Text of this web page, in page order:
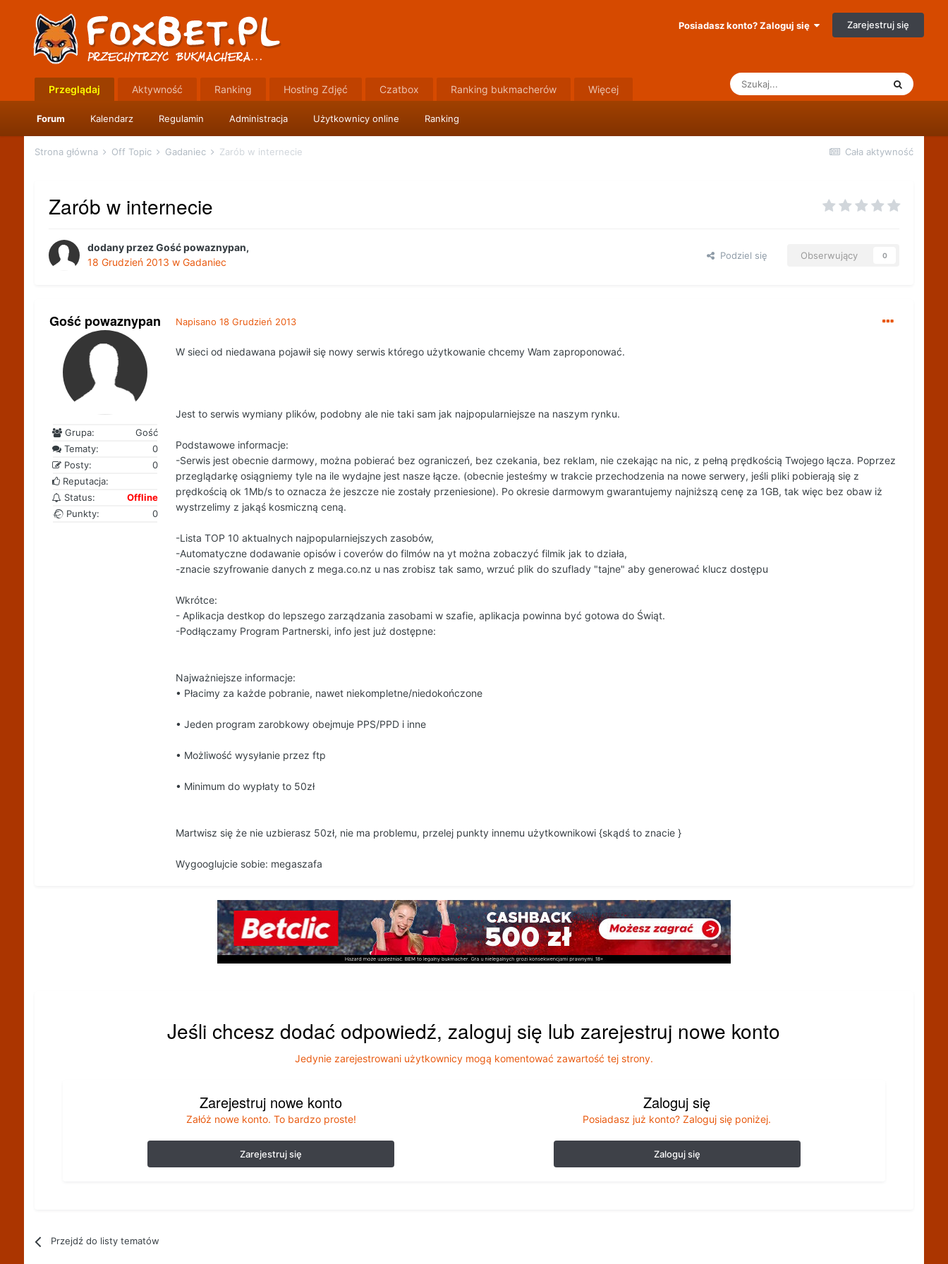
Posiadasz konto? Zaloguj się Zarejestruj się
Przeglądaj
Forum Kalendarz Regulamin Administracja Użytkownicy online Ranking
Aktywność Ranking Hosting Zdjęć Czatbox Ranking bukmacherów Więcej
Cała aktywność
Strona główna Off Topic Gadaniec Zarób w internecie
Zarób w internecie
dodany przezGość powaznypan,
18 Grudzień 2013 w Gadaniec
Podziel się Obserwujący 0
Gość powaznypan
Grupa:
Gość
Tematy:
0
Posty:
0
Reputacja:
Status:
Offline
Punkty:
0
Napisano 18 Grudzień 2013
W sieci od niedawana pojawił się nowy serwis którego użytkowanie chcemy Wam zaproponować.
Jest to serwis wymiany plików, podobny ale nie taki sam jak najpopularniejsze na naszym rynku.
Podstawowe informacje:
-Serwis jest obecnie darmowy, można pobierać bez ograniczeń, bez czekania, bez reklam, nie czekając na nic, z pełną prędkością Twojego łącza. Poprzez
przeglądarkę osiągniemy tyle na ile wydajne jest nasze łącze. (obecnie jesteśmy w trakcie przechodzenia na nowe serwery, jeśli pliki pobierają się z
prędkością ok 1Mb/s to oznacza że jeszcze nie zostały przeniesione). Po okresie darmowym gwarantujemy najniższą cenę za 1GB, tak więc bez obaw iż
wystrzelimy z jakąś kosmiczną ceną.
-Lista TOP 10 aktualnych najpopularniejszych zasobów,
-Automatyczne dodawanie opisów i coverów do filmów na yt można zobaczyć filmik jak to działa,
-znacie szyfrowanie danych z mega.co.nz u nas zrobisz tak samo, wrzuć plik do szuflady "tajne" aby generować klucz dostępu
Wkrótce:
- Aplikacja destkop do lepszego zarządzania zasobami w szafie, aplikacja powinna być gotowa do Świąt.
-Podłączamy Program Partnerski, info jest już dostępne:
Najważniejsze informacje:
• Płacimy za każde pobranie, nawet niekompletne/niedokończone
• Jeden program zarobkowy obejmuje PPS/PPD i inne
• Możliwość wysyłanie przez ftp
• Minimum do wypłaty to 50zł
Martwisz się że nie uzbierasz 50zł, nie ma problemu, przelej punkty innemu użytkownikowi {skądś to znacie }
Wygooglujcie sobie: megaszafa
Jeśli chcesz dodać odpowiedź, zaloguj się lub zarejestruj nowe konto
Jedynie zarejestrowani użytkownicy mogą komentować zawartość tej strony.
Zarejestruj nowe konto
Załóż nowe konto. To bardzo proste!
Zarejestruj się
Zaloguj się
Posiadasz już konto? Zaloguj się poniżej.
Zaloguj się
Przejdź do listy tematów